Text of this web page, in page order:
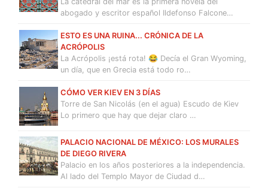
abogado y escritor español Ildefonso Falcone…
ESTO ES UNA RUINA... CRÓNICA DE LA
ACRÓPOLIS
La Acrópolis ¡está rota! 😂 Decía el Gran Wyoming,
un día, que en Grecia está todo ro…
CÓMO VER KIEV EN 3 DÍAS
Torre de San Nicolás (en el agua) Escudo de Kiev
Lo primero que hay que dejar claro …
PALACIO NACIONAL DE MÉXICO: LOS MURALES
DE DIEGO RIVERA
Palacio en los años posteriores a la independencia.
Al lado del Templo Mayor de Ciudad d…